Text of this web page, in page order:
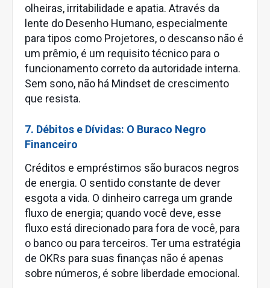
olheiras, irritabilidade e apatia. Através da
lente do Desenho Humano, especialmente
para tipos como Projetores, o descanso não é
um prêmio, é um requisito técnico para o
funcionamento correto da autoridade interna.
Sem sono, não há Mindset de crescimento
que resista.
7. Débitos e Dívidas: O Buraco Negro
Financeiro
Créditos e empréstimos são buracos negros
de energia. O sentido constante de dever
esgota a vida. O dinheiro carrega um grande
fluxo de energia; quando você deve, esse
fluxo está direcionado para fora de você, para
o banco ou para terceiros. Ter uma estratégia
de OKRs para suas finanças não é apenas
sobre números, é sobre liberdade emocional.